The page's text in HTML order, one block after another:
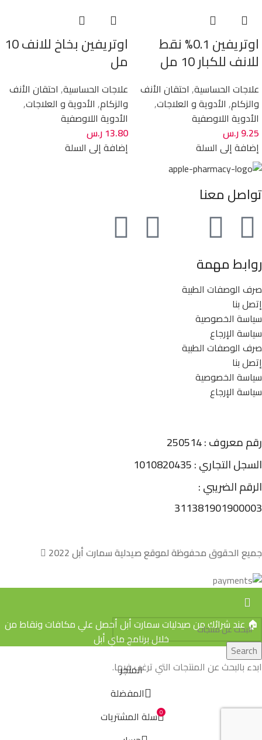
اوتريفين 0.1% نقط
للانف للكبار 10 مل
علاجات الحساسية, احتقان الأنف
والزكام, الأدوية و العلاجات,
الأدوية اللاوصفية
9.25ر.س
إضافة إلى السلة
اوتريفين بخاخ للانف 10
مل
علاجات الحساسية, احتقان الأنف
والزكام, الأدوية و العلاجات,
الأدوية اللاوصفية
13.80 ر.س
إضافة إلى السلة
تواصل معنا
روابط مهمة
صرف الوصفات الطبية
إتصل بنا
سياسة الخصوصية
سياسة الإرجاع
صرف الوصفات الطبية
إتصل بنا
سياسة الخصوصية
سياسة الإرجاع
رقم معروف : 250514
السجل التجاري : 1010820435
الرقم الضريبي :
311381901900003
جميع الحقوق محفوظة لموقع صيدلية سمارت أبل 2022
Search
ابدء بالبحث عن المنتجات التي ترغب فيها.
🏠 عند شرائك من صيدليات سمارت أبل أحصل علي مكافات ونقاط من
خلال برنامج ماي أبل
المتجر
المفضلة
0 سلة المشتريات